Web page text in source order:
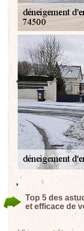
Top 5 des
et efficace de